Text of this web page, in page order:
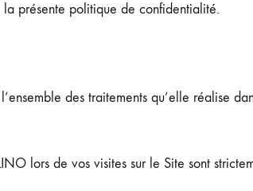
présente politique de confidentialité.
des traitements qu’elle réalise
lors de vos visites sur le Site sont